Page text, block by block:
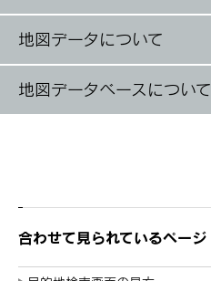
地図データについて
地図データベースについて
合わせて見られているページ